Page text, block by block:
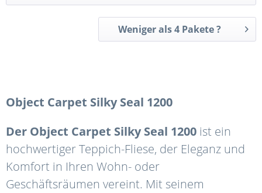
Weniger als 4 Pakete ?
Object Carpet Silky Seal 1200
Der Object Carpet Silky Seal 1200 ist ein
hochwertiger Teppich-Fliese, der Eleganz und
Komfort in Ihren Wohn- oder
Geschäftsräumen vereint. Mit seinem